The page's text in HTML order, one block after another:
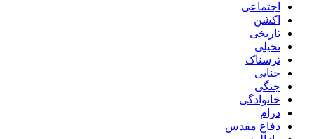
اجتماعی
اکشن
تاریخی
تخیلی
ترسناک
جنایی
جنگی
خانوادگی
درام
دفاع مقدس